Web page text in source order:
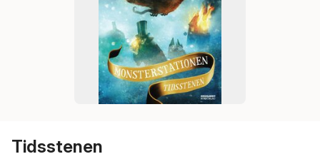
Tidsstenen